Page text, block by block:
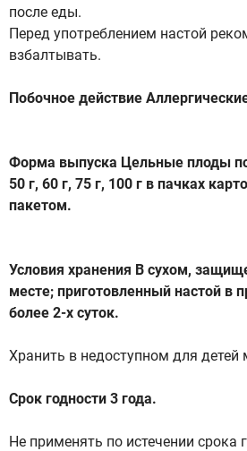
после еды.
Перед употреблением настой
взбалтывать.
Побочное действие
Форма выпуска Цельные плоды по
50 г, 60 г, 75 г, 100 г в пачках
пакетом.
Условия хранения В сухом,
месте; приготовленный настой в
более 2-х суток.
Хранить в недоступном для детей
Срок годности 3 года.
Не применять по истечении срока